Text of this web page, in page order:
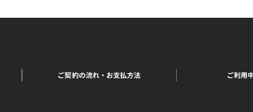
ご契約の流れ・お支払方法 ご利用